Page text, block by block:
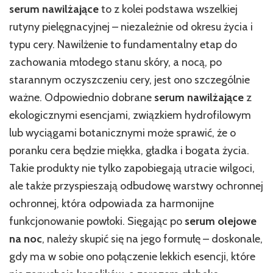
serum nawilżająceto z kolei podstawa wszelkiej
rutyny pielęgnacyjnej – niezależnie od okresu życia i
typu cery. Nawilżenie to fundamentalny etap do
zachowania młodego stanu skóry, a nocą, po
starannym oczyszczeniu cery, jest ono szczególnie
ważne. Odpowiednio dobrane serum nawilżające z
ekologicznymi esencjami, związkiem hydrofilowym
lub wyciągami botanicznymi może sprawić, że o
poranku cera będzie miękka, gładka i bogata życia.
Takie produkty nie tylko zapobiegają utracie wilgoci,
ale także przyspieszają odbudowę warstwy ochronnej
ochronnej, która odpowiada za harmonijne
funkcjonowanie powłoki. Sięgając po serum olejowe
na noc, należy skupić się na jego formułę – doskonale,
gdy ma w sobie ono połączenie lekkich esencji, które